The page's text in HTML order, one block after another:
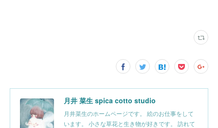
月井 菜生 spica cotto studio
月井菜生のホームページです。 絵のお仕事をして
います。 小さな草花と生き物が好きです。 訪れて